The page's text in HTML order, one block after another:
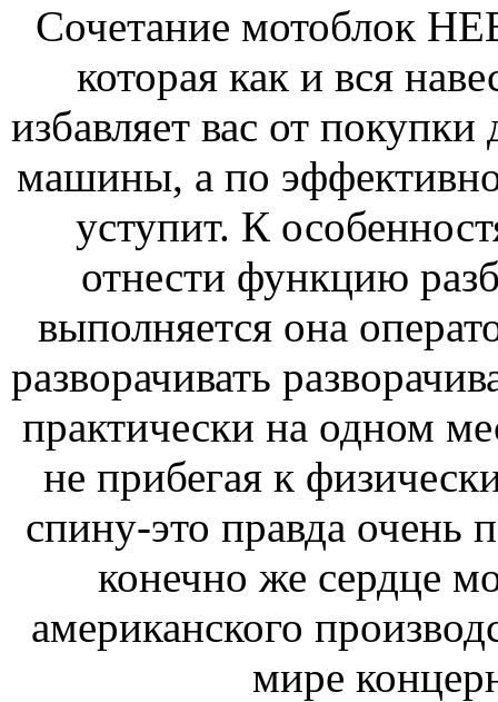
Сочетание мотоблок
которая как и вся
избавляет вас от
машины, а по
уступит. К
отнести функцию
выполняется она
разворачивать
практически на одном
не прибегая к
спину-это правда очень
конечно же сердце
американского
мире